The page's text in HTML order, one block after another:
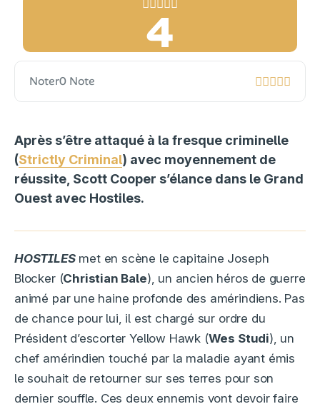
Après s’être attaqué à la fresque criminelle
(Strictly Criminal) avec moyennement de
réussite, Scott Cooper s’élance dans le Grand
Ouest avec Hostiles.
HOSTILES met en scène le capitaine Joseph
Blocker (Christian Bale), un ancien héros de guerre
animé par une haine profonde des amérindiens. Pas
de chance pour lui, il est chargé sur ordre du
Président d’escorter Yellow Hawk (Wes Studi), un
chef amérindien touché par la maladie ayant émis
le souhait de retourner sur ses terres pour son
dernier souffle. Ces deux ennemis vont devoir faire
Noter0 Note
4